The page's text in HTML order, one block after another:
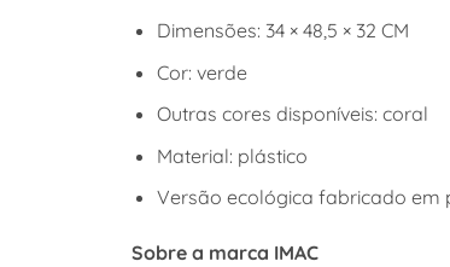
Dimensões: 34 × 48,5 × 32 CM
Cor: verde
Outras cores disponíveis: coral
Material: plástico
Versão ecológica fabricado em
Sobre a marca IMAC